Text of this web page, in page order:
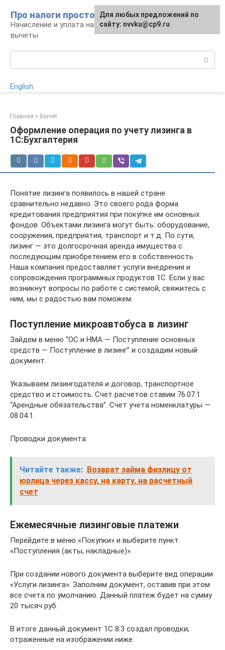
контенту
Про налоги просто
Начисление и уплата налогов, налоговые
вычеты
English
Главная » Вычет
Оформление операция по учету лизинга в
1С:Бухгалтерия
Понятие лизинга появилось в нашей стране
сравнительно недавно. Это своего рода форма
кредитования предприятия при покупке им основных
фондов. Объектами лизинга могут быть: оборудование,
сооружения, предприятия, транспорт и т.д. По сути,
лизинг — это долгосрочная аренда имущества с
последующим приобретением его в собственность.
Наша компания предоставляет услуги внедрения и
сопровождения программных продуктов 1С. Если у вас
возникнут вопросы по работе с системой, свяжитесь с
ним, мы с радостью вам поможем.
Поступление микроавтобуса в лизинг
Зайдем в меню “ОС и НМА — Поступление основных
средств — Поступление в лизинг” и создадим новый
документ.
Указываем лизингодателя и договор, транспортное
средство и стоимость. Счет расчетов ставим 76.07.1
“Арендные обязательства”. Счет учета номенклатуры —
08.04.1.
Проводки документа:
Читайте также: Возврат займа физлицу от
юрлица через кассу, на карту, на расчетный
счет
Ежемесячные лизинговые платежи
Перейдите в меню «Покупки» и выберите пункт
«Поступления (акты, накладные)».
При создании нового документа выберите вид операции
«Услуги лизинга». Заполним документ, оставив при этом
все счета по умолчанию. Данный платеж будет на сумму
20 тысяч руб.
В итоге данный документ 1С 8.3 создал проводки,
отраженные на изображении ниже.
Для любых предложений по
сайту: nvvku@cp9.ru